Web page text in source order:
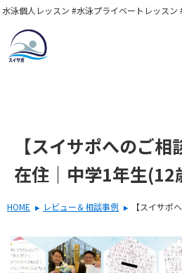
【スイサポへのご
在住｜中学1年生(12
HOME レビュー＆相談事例 【スイサポ